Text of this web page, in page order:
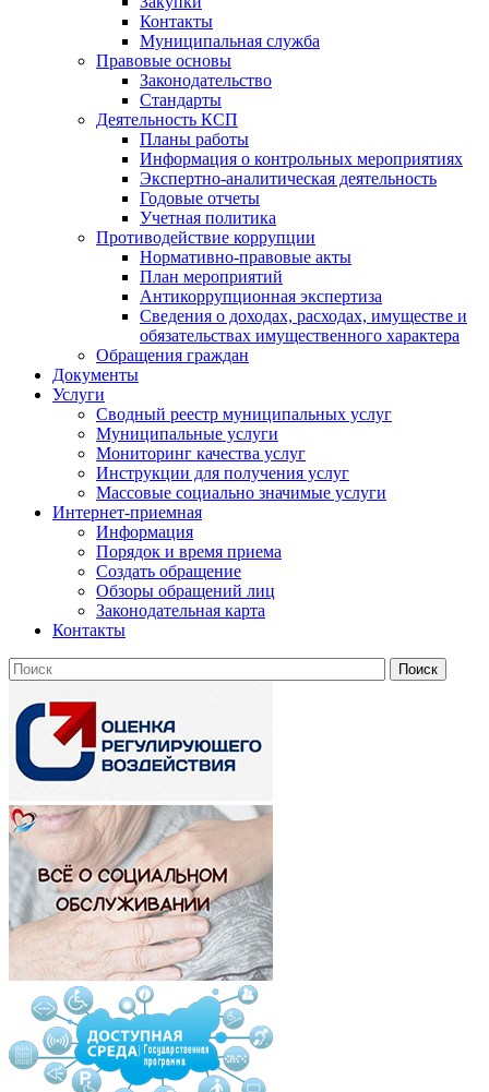
Контакты
Муниципальная служба
Правовые основы
Законодательство
Стандарты
Деятельность КСП
Планы работы
Информация о контрольных мероприятиях
Экспертно-аналитическая деятельность
Годовые отчеты
Учетная политика
Противодействие коррупции
Нормативно-правовые акты
План мероприятий
Антикоррупционная экспертиза
Сведения о доходах, расходах, имуществе и
обязательствах имущественного характера
Обращения граждан
Документы
Услуги
Сводный реестр муниципальных услуг
Муниципальные услуги
Мониторинг качества услуг
Инструкции для получения услуг
Массовые социально значимые услуги
Интернет-приемная
Информация
Порядок и время приема
Создать обращение
Обзоры обращений лиц
Законодательная карта
Контакты